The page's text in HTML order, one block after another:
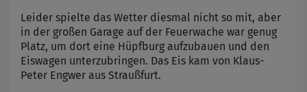
Leider spielte das Wetter diesmal nicht so mit, aber
in der großen Garage auf der Feuerwache war genug
Platz, um dort eine Hüpfburg aufzubauen und den
Eiswagen unterzubringen. Das Eis kam von Klaus-
Peter Engwer aus Straußfurt.